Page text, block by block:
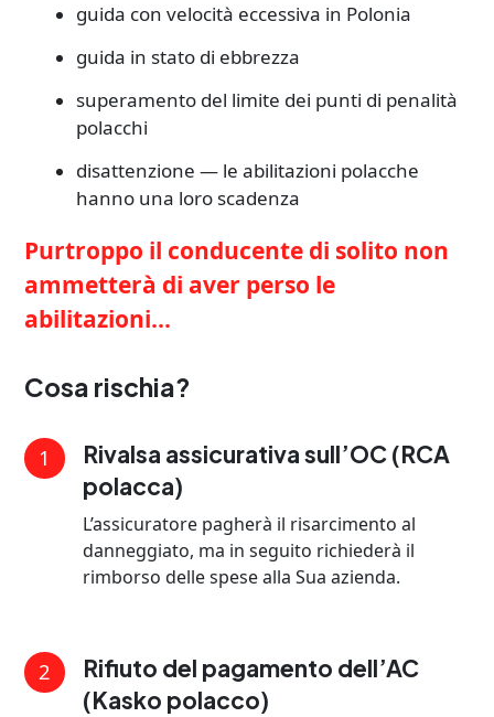
guida con velocità eccessiva in Polonia
guida in stato di ebbrezza
superamento del limite dei punti di penalità
polacchi
disattenzione — le abilitazioni polacche
hanno una loro scadenza
Purtroppo il conducente di solito non
ammetterà di aver perso le
abilitazioni...
Cosa rischia?
1
Rivalsa assicurativa sull’OC (RCA
polacca)
L’assicuratore pagherà il risarcimento al
danneggiato, ma in seguito richiederà il
rimborso delle spese alla Sua azienda.
2
Rifiuto del pagamento dell’AC
(Kasko polacco)